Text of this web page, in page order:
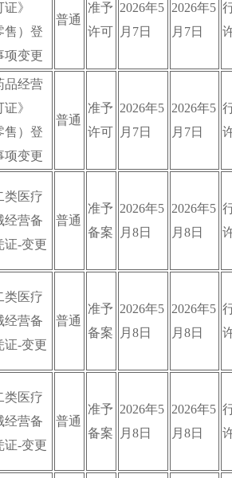
》
售）登
项变更
普通
准予
许可
2026年5
月7日
2026年5
月7日
品经营
》
售）登
项变更
普通
准予
许可
2026年5
月7日
2026年5
月7日
类医疗
经营备
证-变更
普通
准予
备案
2026年5
月8日
2026年5
月8日
类医疗
经营备
证-变更
普通
准予
备案
2026年5
月8日
2026年5
月8日
类医疗
经营备
证-变更
普通
准予
备案
2026年5
月8日
2026年5
月8日